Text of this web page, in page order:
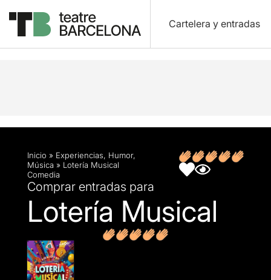
Cartelera y entradas
Descripción Ficha artística Opiniones
Inicio » Experiencias, Humor,
Música » Lotería Musical
Comedia
Comprar entradas para
Lotería Musical